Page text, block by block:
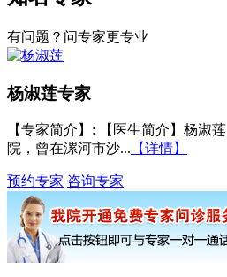
有问题？问专家更专业
杨淑莲专家
【专家简介】 : 【医生简介】杨淑
院，曾在漯河市沙... 【详情】
预约专家 咨询专家